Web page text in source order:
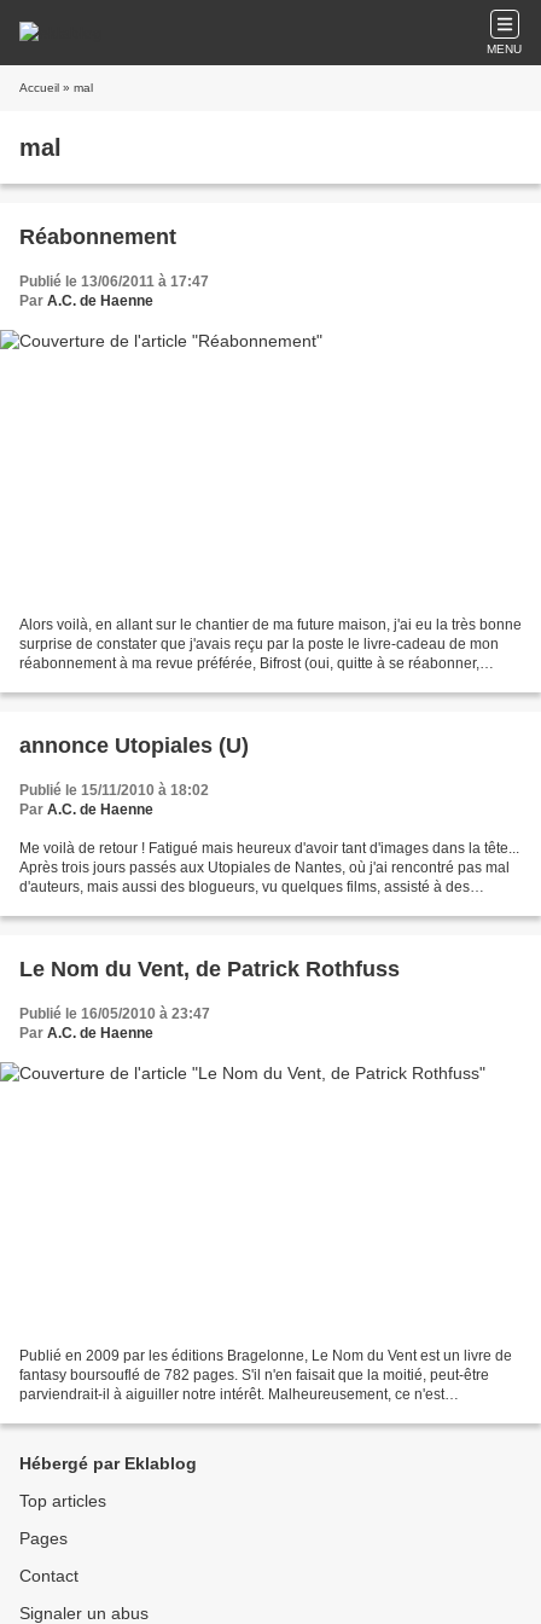
MENU
Accueil » mal
mal
Réabonnement
Publié le 13/06/2011 à 17:47
Par A.C. de Haenne
Alors voilà, en allant sur le chantier de ma future maison, j'ai eu la très bonne
surprise de constater que j'avais reçu par la poste le livre-cadeau de mon
réabonnement à ma revue préférée, Bifrost (oui, quitte à se réabonner,
annonce Utopiales (U)
Publié le 15/11/2010 à 18:02
Par A.C. de Haenne
Me voilà de retour ! Fatigué mais heureux d'avoir tant d'images dans la tête...
Après trois jours passés aux Utopiales de Nantes, où j'ai rencontré pas mal
d'auteurs, mais aussi des blogueurs, vu quelques films, assisté à des
Le Nom du Vent, de Patrick Rothfuss
Publié le 16/05/2010 à 23:47
Par A.C. de Haenne
Publié en 2009 par les éditions Bragelonne, Le Nom du Vent est un livre de
fantasy boursouflé de 782 pages. S'il n'en faisait que la moitié, peut-être
parviendrait-il à aiguiller notre intérêt. Malheureusement, ce n'est
Hébergé par Eklablog
Top articles
Pages
Contact
Signaler un abus